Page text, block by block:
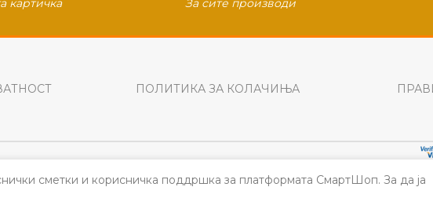
картичка
За сите производи
ПОЛИТИКА ЗА КОЛАЧИЊА
сметки и корисничка поддршка за платформата СмартШоп. За да ја